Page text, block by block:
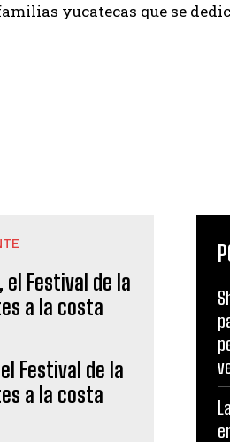
yucatecas que se
Festival de la
a la costa